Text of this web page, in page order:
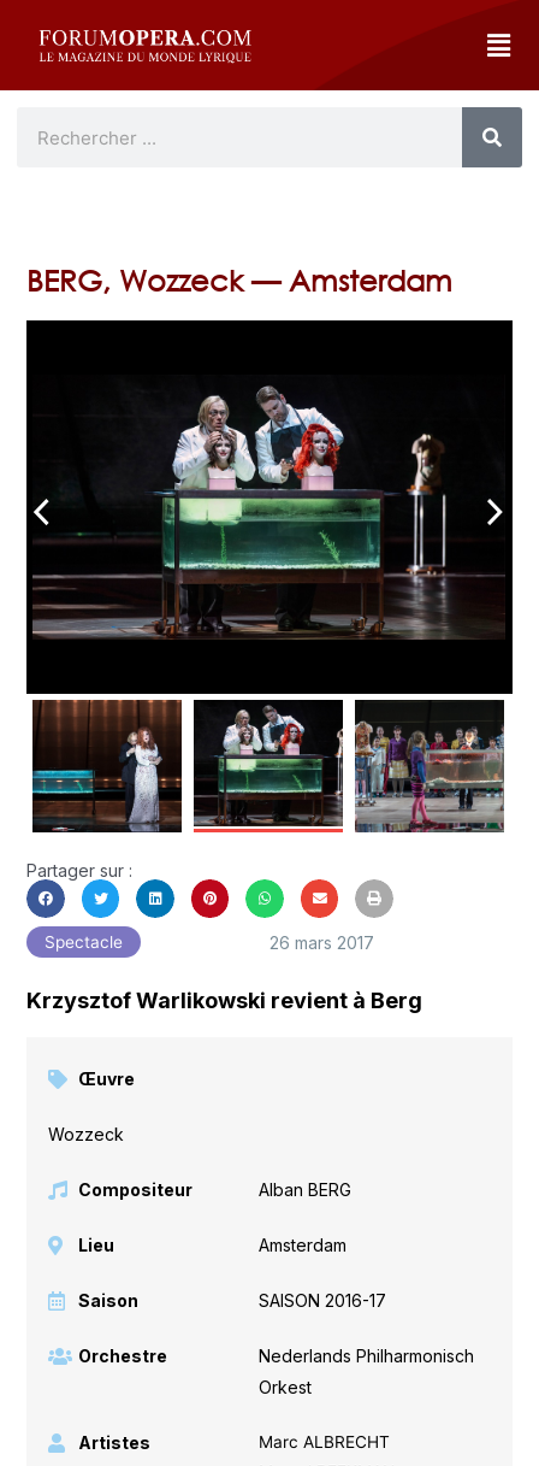
BERG, Wozzeck — Amsterdam
arrow_back_ios arrow_forward_ios
Partager sur :
Spectacle 26 mars 2017
Krzysztof Warlikowski revient à Berg
Œuvre
Wozzeck
Compositeur Alban BERG
Lieu Amsterdam
Saison SAISON 2016-17
Orchestre
Nederlands Philharmonisch
Orkest
Artistes
Marc ALBRECHT